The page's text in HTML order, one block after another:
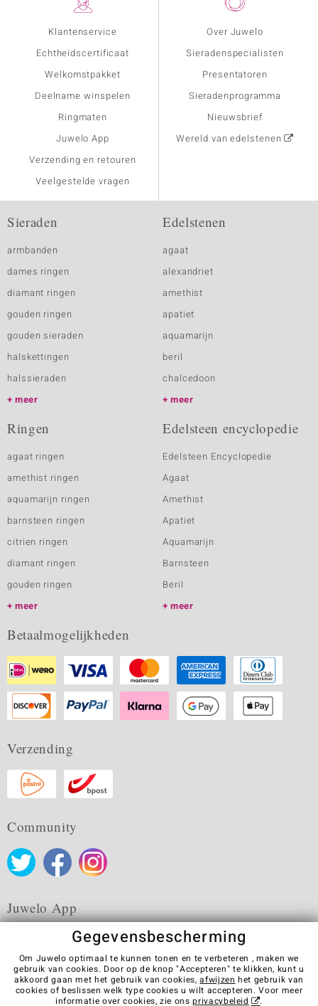
Klantenservice
Echtheidscertificaat
Welkomstpakket
Deelname winspelen
Ringmaten
Juwelo App
Verzending en retouren
Veelgestelde vragen
Over Juwelo
Sieradenspecialisten
Presentatoren
Sieradenprogramma
Nieuwsbrief
Wereld van edelstenen
Sieraden
armbanden
dames ringen
diamant ringen
gouden ringen
gouden sieraden
halskettingen
halssieraden
meer
Edelstenen
agaat
alexandriet
amethist
apatiet
aquamarijn
beril
chalcedoon
meer
Ringen
agaat ringen
amethist ringen
aquamarijn ringen
barnsteen ringen
citrien ringen
diamant ringen
gouden ringen
meer
Edelsteen encyclopedie
Edelsteen Encyclopedie
Agaat
Amethist
Apatiet
Aquamarijn
Barnsteen
Beril
meer
Betaalmogelijkheden
Verzending
Community
Juwelo App
Algemene verkoopvoorwaarden Privacybeleid
Cookies
Colofon
Contact Contract herroepen
Gegevensbescherming
Om Juwelo optimaal te kunnen tonen en te verbeteren , maken we
gebruik van cookies. Door op de knop "Accepteren" te klikken, kunt u
akkoord gaan met het gebruik van cookies,afwijzen het gebruik van
cookies of beslissen welk type cookies u wilt accepteren. Voor meer
informatie over cookies, zie onsprivacybeleid .